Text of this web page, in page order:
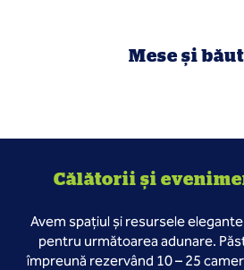
Mese și
Călătorii și
Avem spațiul și resursele
pentru următoarea adunare.
împreună rezervând 10 – 25